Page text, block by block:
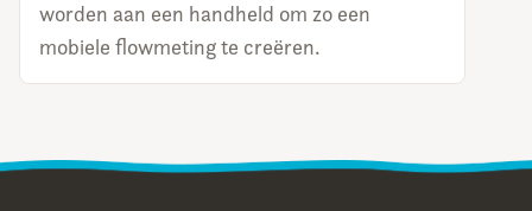
worden aan een handheld om zo een
mobiele flowmeting te creëren.